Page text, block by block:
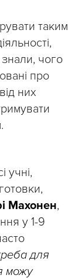
таким
знали, чого
про
них
учні,
Махонен,
у 1-9
для
можу